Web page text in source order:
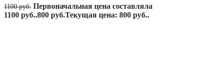
1100руб. Первоначальная цена составляла
1100 руб..800 руб.Текущая цена: 800 руб..